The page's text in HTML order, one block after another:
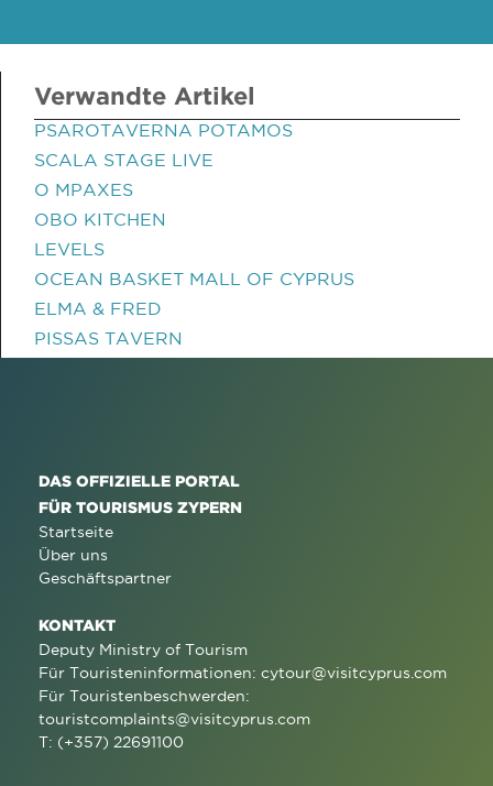
Verwandte Artikel
PSAROTAVERNA POTAMOS
SCALA STAGE LIVE
O MPAXES
OBO KITCHEN
LEVELS
OCEAN BASKET MALL OF CYPRUS
ELMA & FRED
PISSAS TAVERN
DAS OFFIZIELLE PORTAL
FÜR TOURISMUS ZYPERN
Startseite
Über uns
Geschäftspartner
KONTAKT
Deputy Ministry of Tourism
Für Touristeninformationen: cytour@visitcyprus.com
Für Touristenbeschwerden:
touristcomplaints@visitcyprus.com
T: (+357) 22691100